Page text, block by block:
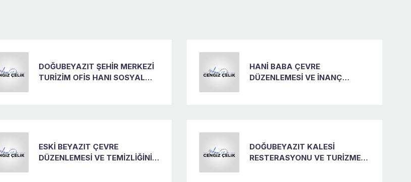
DOĞUBEYAZIT ŞEHİR MERKEZİ
TURİZİM OFİS HANI SOSYAL
HANİ BABA ÇEVRE
DÜZENLEMESİ VE İNANÇ
ESKİ BEYAZIT ÇEVRE
DÜZENLEMESİ VE TEMİZLİĞİNİN
DOĞUBEYAZIT KALESİ
RESTERASYONU VE TURİZME